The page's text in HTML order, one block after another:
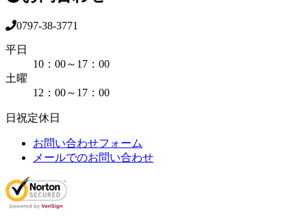
0797-38-3771
平日
10：00～17：00
土曜
12：00～17：00
日祝定休日
お問い合わせフォーム
メールでのお問い合わせ